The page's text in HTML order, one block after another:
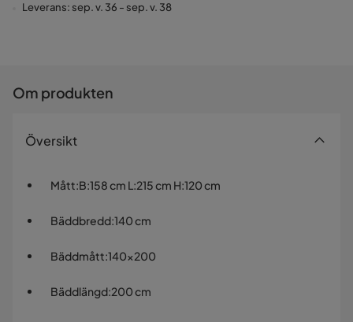
Leverans: sep. v. 36 - sep. v. 38
Om produkten
Översikt
Mått:B:158 cm L:215 cm H:120 cm
Bäddbredd:140 cm
Bäddmått:140x200
Bäddlängd:200 cm